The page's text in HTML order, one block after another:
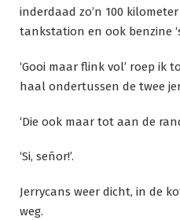
inderdaad zo’n 100
tankstation en ook benzine
‘Gooi maar flink vol’ roep ik
haal ondertussen de twee
‘Die ook maar tot aan de
‘Si, señor!’.
Jerrycans weer dicht, in de
weg.